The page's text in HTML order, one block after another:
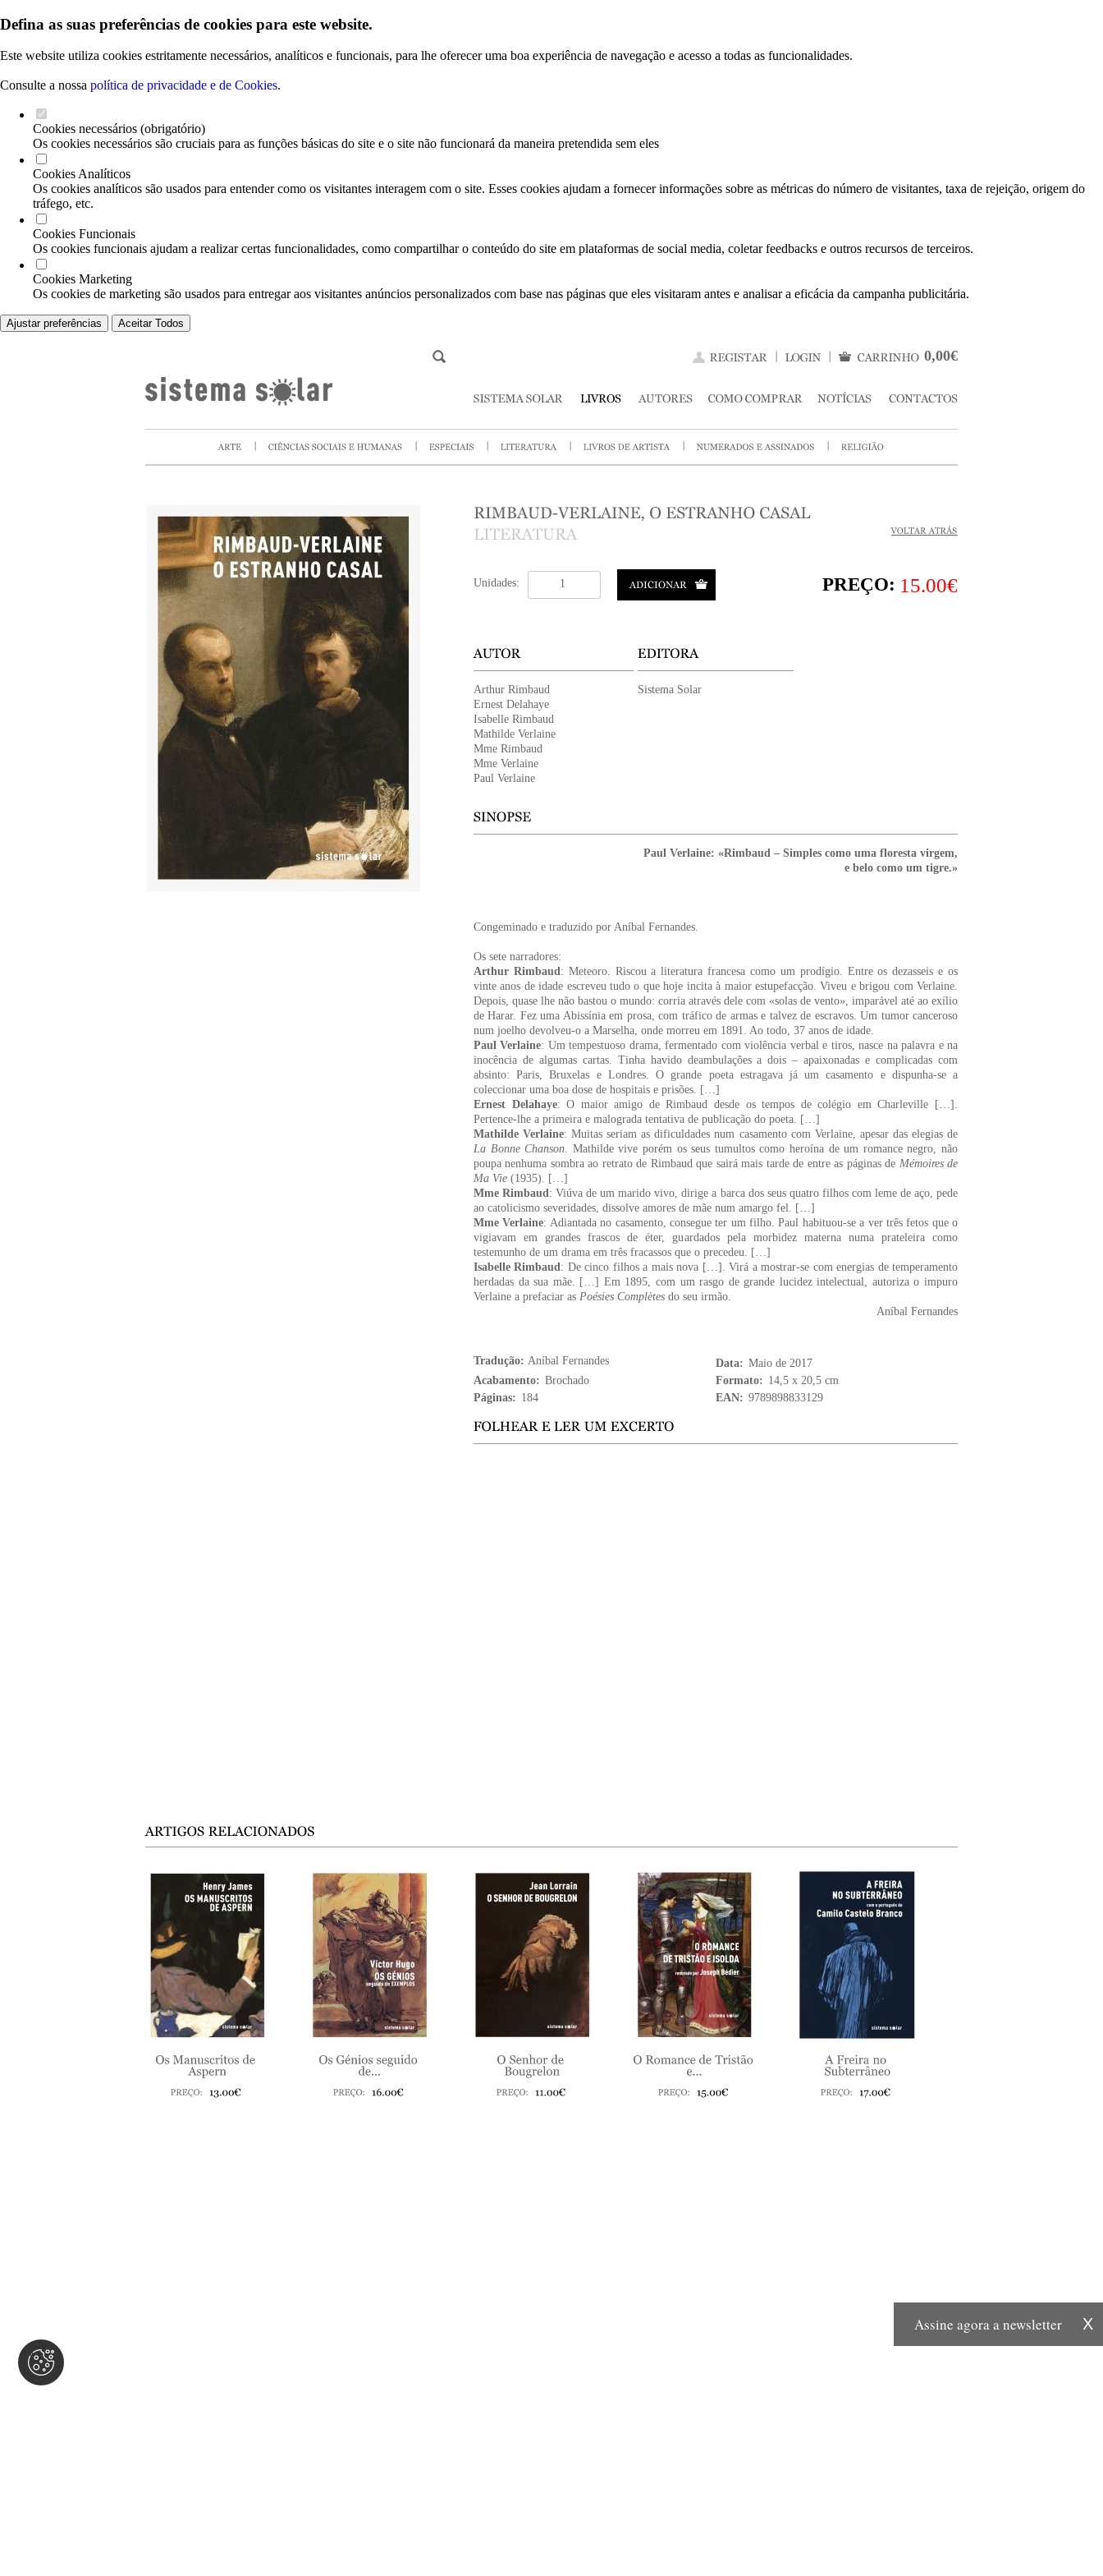
Defina as suas preferências de cookies para este website.
Este website utiliza cookies estritamente necessários, analíticos e funcionais, para lhe oferecer uma boa experiência de navegação e acesso a todas as funcionalidades.
Consulte a nossa política de privacidade e de Cookies.
Cookies necessários (obrigatório)
Os cookies necessários são cruciais para as funções básicas do site e o site não funcionará da maneira pretendida sem eles
Cookies Analíticos
Os cookies analíticos são usados para entender como os visitantes interagem com o site. Esses cookies ajudam a fornecer informações sobre as métricas do número de visitantes, taxa de rejeição, origem do
tráfego, etc.
Cookies Funcionais
Os cookies funcionais ajudam a realizar certas funcionalidades, como compartilhar o conteúdo do site em plataformas de social media, coletar feedbacks e outros recursos de terceiros.
Cookies Marketing
Os cookies de marketing são usados para entregar aos visitantes anúncios personalizados com base nas páginas que eles visitaram antes e analisar a eficácia da campanha publicitária.
Ajustar preferências Aceitar Todos
0,00€
Unidades: PREÇO: 15.00€
Arthur Rimbaud
Ernest Delahaye
Isabelle Rimbaud
Mathilde Verlaine
Mme Rimbaud
Mme Verlaine
Paul Verlaine
Sistema Solar
Paul Verlaine: «Rimbaud – Simples como uma floresta virgem,
e belo como um tigre.»
Congeminado e traduzido por Aníbal Fernandes.
Os sete narradores:
Arthur Rimbaud: Meteoro. Riscou a literatura francesa como um prodígio. Entre os dezasseis e os
vinte anos de idade escreveu tudo o que hoje incita à maior estupefacção. Viveu e brigou com Verlaine.
Depois, quase lhe não bastou o mundo: corria através dele com «solas de vento», imparável até ao exílio
de Harar. Fez uma Abissínia em prosa, com tráfico de armas e talvez de escravos. Um tumor canceroso
num joelho devolveu-o a Marselha, onde morreu em 1891. Ao todo, 37 anos de idade.
Paul Verlaine: Um tempestuoso drama, fermentado com violência verbal e tiros, nasce na palavra e na
inocência de algumas cartas. Tinha havido deambulações a dois – apaixonadas e complicadas com
absinto: Paris, Bruxelas e Londres. O grande poeta estragava já um casamento e dispunha-se a
coleccionar uma boa dose de hospitais e prisões. […]
Ernest Delahaye: O maior amigo de Rimbaud desde os tempos de colégio em Charleville […].
Pertence-lhe a primeira e malograda tentativa de publicação do poeta. […]
Mathilde Verlaine: Muitas seriam as dificuldades num casamento com Verlaine, apesar das elegias de
La Bonne Chanson. Mathilde vive porém os seus tumultos como heroína de um romance negro, não
poupa nenhuma sombra ao retrato de Rimbaud que sairá mais tarde de entre as páginas de Mémoires de
Ma Vie (1935). […]
Mme Rimbaud: Viúva de um marido vivo, dirige a barca dos seus quatro filhos com leme de aço, pede
ao catolicismo severidades, dissolve amores de mãe num amargo fel. […]
Mme Verlaine: Adiantada no casamento, consegue ter um filho. Paul habituou-se a ver três fetos que o
vigiavam em grandes frascos de éter, guardados pela morbidez materna numa prateleira como
testemunho de um drama em três fracassos que o precedeu. […]
Isabelle Rimbaud: De cinco filhos a mais nova […]. Virá a mostrar-se com energias de temperamento
herdadas da sua mãe. […] Em 1895, com um rasgo de grande lucidez intelectual, autoriza o impuro
Verlaine a prefaciar as Poésies Complètes do seu irmão.
Aníbal Fernandes
Tradução: Aníbal Fernandes Data: Maio de 2017
Acabamento: Brochado Formato: 14,5 x 20,5 cm
Páginas: 184 EAN: 9789898833129
X
Assine agora a newsletter